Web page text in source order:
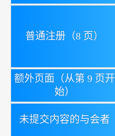
普通注册（8 页）
额外页面（从第 9 页开
始）
未提交内容的与会者